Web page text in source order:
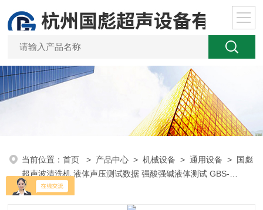
当前位置：首页 > 产品中心 >机械设备 >通用设备 > 国彪
超声波清洗机 液体声压测试数据 强酸强碱液体测试 GBS-
UEC200C